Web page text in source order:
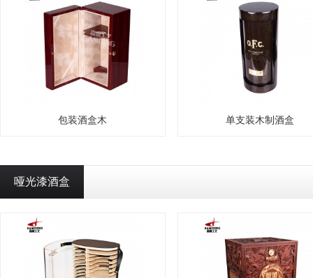
包装酒盒木 单支装木制酒盒
哑光漆酒盒